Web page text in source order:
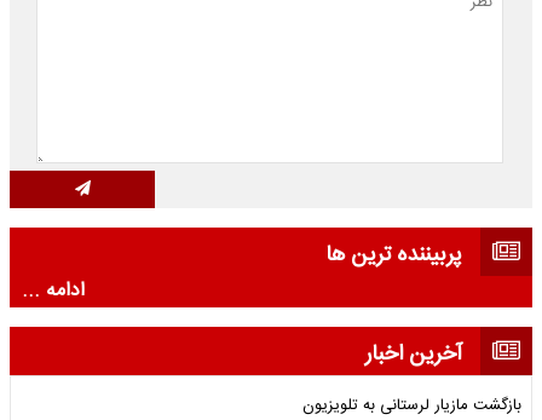
پربیننده ترین ها
ادامه ...
آخرین اخبار
بازگشت مازیار لرستانی به تلویزیون